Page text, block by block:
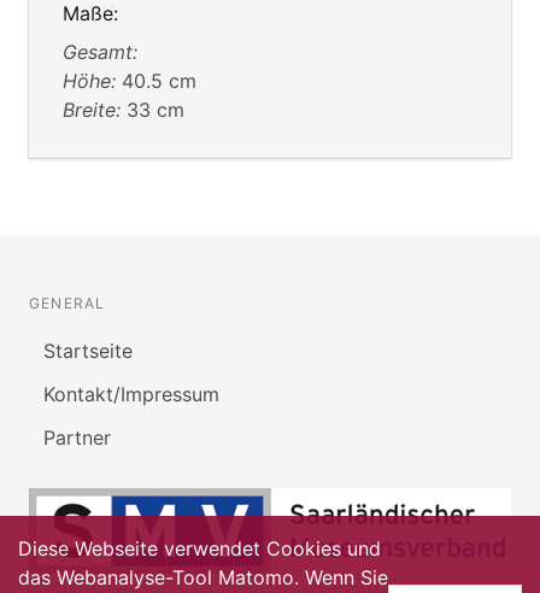
Maße:
Gesamt:
Höhe: 40.5 cm
Breite: 33 cm
GENERAL
Startseite
Kontakt/Impressum
Partner
Diese Webseite verwendet Cookies und
das Webanalyse-Tool Matomo. Wenn Sie